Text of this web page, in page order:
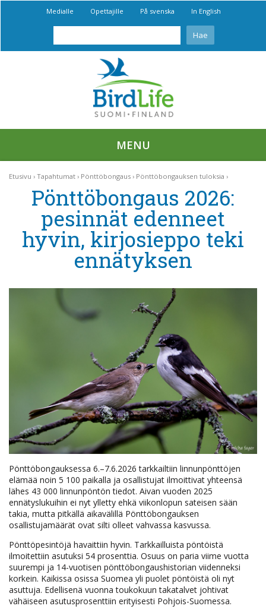
Medialle Opettajille På svenska In English
MENU
Etusivu Tapahtumat Pönttöbongaus Pönttöbongauksen tuloksia
Pönttöbongaus 2026:
pesinnät edenneet
hyvin, kirjosieppo teki
ennätyksen
Pönttöbongauksessa 6.–7.6.2026 tarkkailtiin linnunpönttöjen
elämää noin 5 100 paikalla ja osallistujat ilmoittivat yhteensä
lähes 43 000 linnunpöntön tiedot. Aivan vuoden 2025
ennätyslukuihin ei nyt ylletty ehkä viikonlopun sateisen sään
takia, mutta pitkällä aikavälillä Pönttöbongauksen
osallistujamäärät ovat silti olleet vahvassa kasvussa.
Pönttöpesintöjä havaittiin hyvin. Tarkkailluista pöntöistä
ilmoitettiin asutuksi 54 prosenttia. Osuus on paria viime vuotta
suurempi ja 14-vuotisen pönttöbongaushistorian viidenneksi
korkein. Kaikissa osissa Suomea yli puolet pöntöistä oli nyt
asuttuja. Edellisenä vuonna toukokuun takatalvet johtivat
vähäiseen asutusprosenttiin erityisesti Pohjois-Suomessa.